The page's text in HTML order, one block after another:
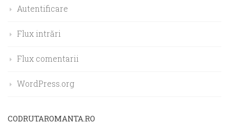
Autentificare
Flux intrări
Flux comentarii
WordPress.org
CODRUTAROMANTA.RO